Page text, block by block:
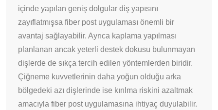
içinde yapılan geniş dolgular diş yapısını
zayıflatmışsa fiber post uygulaması önemli bir
avantaj sağlayabilir. Ayrıca kaplama yapılması
planlanan ancak yeterli destek dokusu bulunmayan
dişlerde de sıkça tercih edilen yöntemlerden biridir.
Çiğneme kuvvetlerinin daha yoğun olduğu arka
bölgedeki azı dişlerinde ise kırılma riskini azaltmak
amacıyla fiber post uygulamasına ihtiyaç duyulabilir.